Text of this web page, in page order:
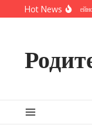
Перейти к содержанию
Hot News
Микрокейсы в семейном